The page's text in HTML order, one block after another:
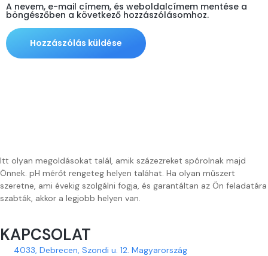
A nevem, e-mail címem, és weboldalcímem mentése a
böngészőben a következő hozzászólásomhoz.
Itt olyan megoldásokat talál, amik százezreket spórolnak majd
Önnek. pH mérőt rengeteg helyen taláhat. Ha olyan műszert
szeretne, ami évekig szolgálni fogja, és garantáltan az Ön feladatára
szabták, akkor a legjobb helyen van.
KAPCSOLAT
4033, Debrecen, Szondi u. 12. Magyarország